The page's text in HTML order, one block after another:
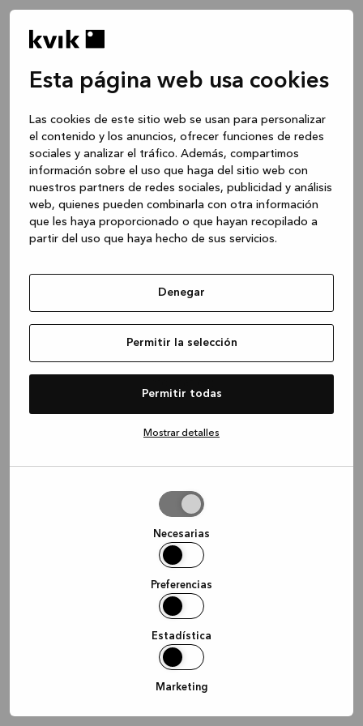
Esta página web usa cookies
Las cookies de este sitio web se usan para personalizar
el contenido y los anuncios, ofrecer funciones de redes
sociales y analizar el tráfico. Además, compartimos
información sobre el uso que haga del sitio web con
nuestros partners de redes sociales, publicidad y análisis
web, quienes pueden combinarla con otra información
que les haya proporcionado o que hayan recopilado a
partir del uso que haya hecho de sus servicios.
Denegar
Permitir la selección
Permitir todas
Mostrar detalles
Necesarias
Preferencias
Estadística
Marketing
Application error: a client-side exception has occurred
loadingwww.kvik.es (see the browser console for more